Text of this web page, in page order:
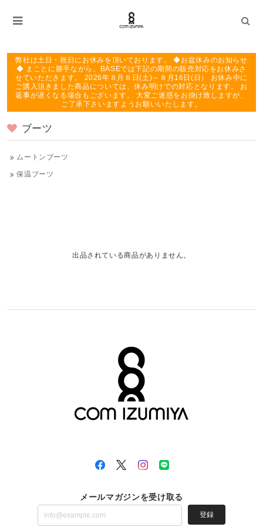
弊社は土日・祝日にお休みを頂いております。 ◆お盆休みのお知らせ
◆ まことに勝手ながら、BASEでは下記の期間の販売対応をお休みさ
せていただきます。 2026年８月８日(土)～８月16日(日） お休み中に
ご購入頂きました商品については、休み明けでの対応となります。 お
返事が遅くなる場合もございます。 大変ご迷惑をお掛け致しますが、
ご了承下さいますようお願いいたします。
ブーツ
ムートンブーツ
保温ブーツ
出品されている商品がありません。
メールマガジンを受け取る
登録